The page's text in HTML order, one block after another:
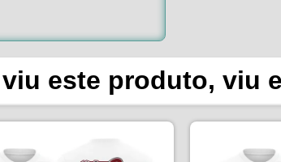
este produto, viu